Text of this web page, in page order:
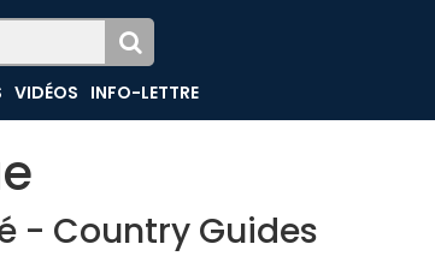
VIDÉOS INFO-LETTRE
- Country Guides